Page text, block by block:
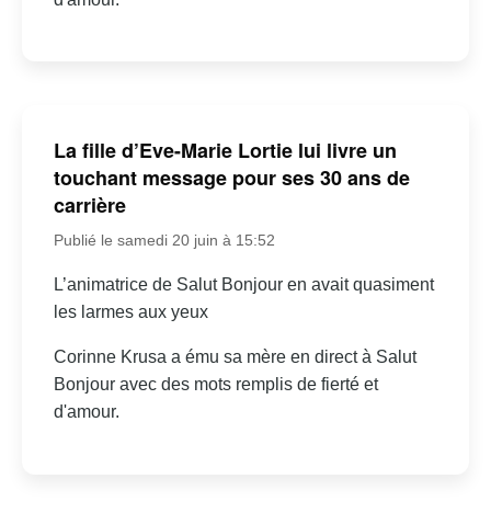
La fille d’Eve-Marie Lortie lui livre un
touchant message pour ses 30 ans de
carrière
Publié le samedi 20 juin à 15:52
L’animatrice de Salut Bonjour en avait quasiment
les larmes aux yeux
Corinne Krusa a ému sa mère en direct à Salut
Bonjour avec des mots remplis de fierté et
d'amour.